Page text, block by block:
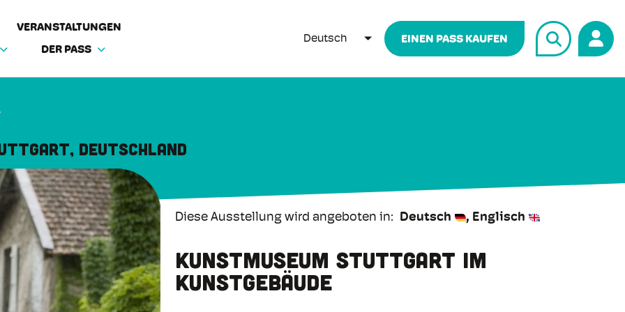
VERANSTALTUNGEN
DER PASS
Deutsch WEITERE AKTIONEN AUFLISTEN
EINEN PASS KAUFEN
Deutschland
Diese Ausstellung wird angeboten in Deutsch Englisch
Kunstmuseum Stuttgart im
Kunstgebäude